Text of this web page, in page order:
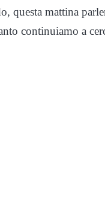
questa mattina
continuiamo a